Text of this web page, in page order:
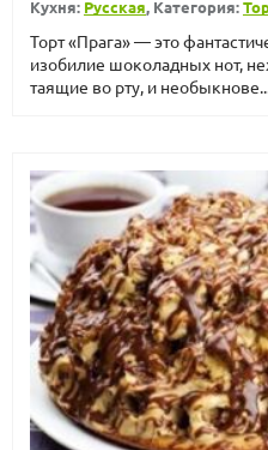
Кухня: Русская, Категория:
Торт «Прага» — это
изобилие шоколадных нот,
таящие во рту, и необыкнове...